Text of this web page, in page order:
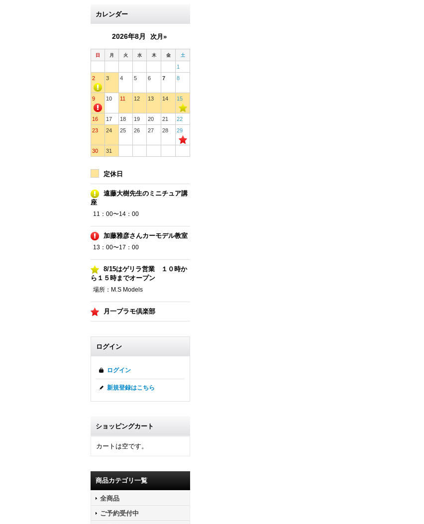
カレンダー
2026年8月 次月»
日 月 火 水 木 金 土
1
2
3 4 5 6 7 8
9 10 11 12 13 14 15
16 17 18 19 20 21
22
23
24 25 26 27 28 29
30 31
定休日
遠藤大樹先生のミニチュア講
座
11：00〜14：00
加藤雅彦さんカーモデル教室
13：00〜17：00
8/15はゲリラ営業 １０時か
ら１５時までオープン
場所：M.S Models
月一プラモ倶楽部
ログイン
ログイン
新規登録はこちら
ショッピングカート
カートは空です。
商品カテゴリ一覧
全商品
ご予約受付中